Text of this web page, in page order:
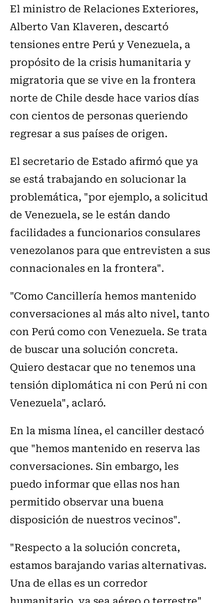
El ministro de Relaciones Exteriores,
Alberto Van Klaveren, descartó
tensiones entre Perú y Venezuela, a
propósito de la crisis humanitaria y
migratoria que se vive en la frontera
norte de Chile desde hace varios días
con cientos de personas queriendo
regresar a sus países de origen.
El secretario de Estado afirmó que ya
se está trabajando en solucionar la
problemática, "por ejemplo, a solicitud
de Venezuela, se le están dando
facilidades a funcionarios consulares
venezolanos para que entrevisten a sus
connacionales en la frontera".
"Como Cancillería hemos mantenido
conversaciones al más alto nivel, tanto
con Perú como con Venezuela. Se trata
de buscar una solución concreta.
Quiero destacar que no tenemos una
tensión diplomática ni con Perú ni con
Venezuela", aclaró.
En la misma línea, el canciller destacó
que "hemos mantenido en reserva las
conversaciones. Sin embargo, les
puedo informar que ellas nos han
permitido observar una buena
disposición de nuestros vecinos".
"Respecto a la solución concreta,
estamos barajando varias alternativas.
Una de ellas es un corredor